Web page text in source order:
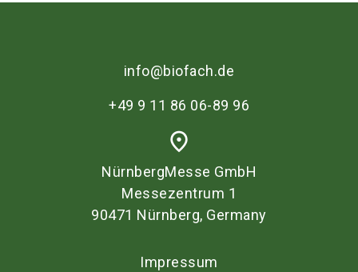
info@biofach.de
+49 9 11 86 06-89 96
place
NürnbergMesse GmbH
Messezentrum 1
90471 Nürnberg, Germany
Impressum